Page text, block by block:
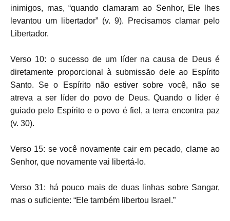
inimigos, mas, “quando clamaram ao Senhor, Ele lhes
levantou um libertador” (v. 9). Precisamos clamar pelo
Libertador.
Verso 10: o sucesso de um líder na causa de Deus é
diretamente proporcional à submissão dele ao Espírito
Santo. Se o Espírito não estiver sobre você, não se
atreva a ser líder do povo de Deus. Quando o líder é
guiado pelo Espírito e o povo é fiel, a terra encontra paz
(v. 30).
Verso 15: se você novamente cair em pecado, clame ao
Senhor, que novamente vai libertá-lo.
Verso 31: há pouco mais de duas linhas sobre Sangar,
mas o suficiente: “Ele também libertou Israel.”